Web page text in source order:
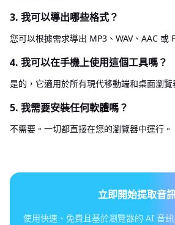
3. 我可以導出哪些格式？
您可以根據需求導出 MP3、WAV、AAC 或
4. 我可以在手機上使用這個工具嗎？
是的，它適用於所有現代移動端和桌面瀏覽
5. 我需要安裝任何軟體嗎？
不需要。一切都直接在您的瀏覽器中運行。
立即開始提取音
使用快速、免費且基於瀏覽器的 AI 音